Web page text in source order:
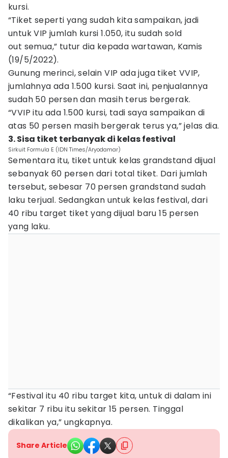
kursi.
“Tiket seperti yang sudah kita sampaikan, jadi
untuk VIP jumlah kursi 1.050, itu sudah sold
out semua,” tutur dia kepada wartawan, Kamis
(19/5/2022).
Gunung merinci, selain VIP ada juga tiket VVIP,
jumlahnya ada 1.500 kursi. Saat ini, penjualannya
sudah 50 persen dan masih terus bergerak.
“VVIP itu ada 1.500 kursi, tadi saya sampaikan di
atas 50 persen masih bergerak terus ya,” jelas dia.
3. Sisa tiket terbanyak di kelas festival
Sirkuit Formula E (IDN Times/Aryodamar)
Sementara itu, tiket untuk kelas grandstand dijual
sebanyak 60 persen dari total tiket. Dari jumlah
tersebut, sebesar 70 persen grandstand sudah
laku terjual. Sedangkan untuk kelas festival, dari
40 ribu target tiket yang dijual baru 15 persen
yang laku.
“Festival itu 40 ribu target kita, untuk di dalam ini
sekitar 7 ribu itu sekitar 15 persen. Tinggal
dikalikan ya,” ungkapnya.
Share Article